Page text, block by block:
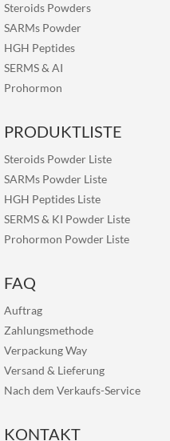
Steroids Powders
SARMs Powder
HGH Peptides
SERMS& AI
Prohormon
PRODUKTLISTE
Steroids Powder Liste
SARMs Powder Liste
HGH Peptides Liste
SERMS & KI Powder Liste
Prohormon Powder Liste
FAQ
Auftrag
Zahlungsmethode
Verpackung Way
Versand & Lieferung
Nach dem Verkaufs-Service
KONTAKT